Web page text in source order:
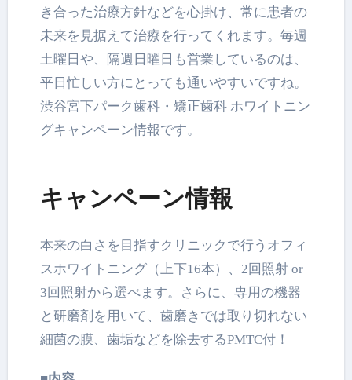
き合った治療方針などを心掛け、常に患者の
未来を見据えて治療を行ってくれます。毎週
土曜日や、隔週日曜日も営業しているのは、
平日忙しい方にとっても通いやすいですね。
渋谷宮下パーク歯科・矯正歯科 ホワイトニン
グキャンペーン情報です。
キャンペーン情報
本来の白さを目指すクリニックで行うオフィ
スホワイトニング（上下16本）、2回照射 or
3回照射から選べます。さらに、専用の機器
と研磨剤を用いて、歯磨きでは取り切れない
細菌の膜、歯垢などを除去するPMTC付！